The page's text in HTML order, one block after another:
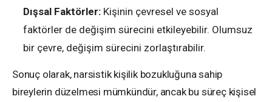
Dışsal Faktörler: Kişinin çevresel ve sosyal
faktörler de değişim sürecini etkileyebilir. Olumsuz
bir çevre, değişim sürecini zorlaştırabilir.
Sonuç olarak, narsistik kişilik bozukluğuna sahip
bireylerin düzelmesi mümkündür, ancak bu süreç kişisel